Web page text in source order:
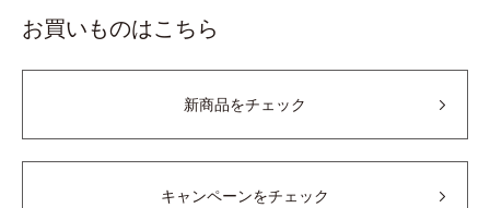
お買いものはこちら
新商品をチェック
キャンペーンをチェック